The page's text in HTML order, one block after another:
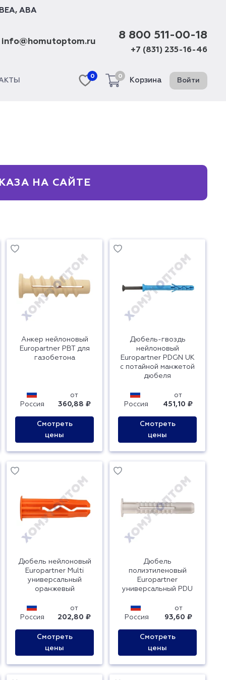
, ABA
info@homutoptom.ru
8 800 511-00-18
+7 (831) 235-16-46
0 0
Корзина Войти
НА САЙТЕ
Анкер нейлоновый
Europartner PBT для
газобетона
Россия
от
360,88 ₽
Смотреть
цены
Дюбель-гвоздь
нейлоновый
Europartner PDGN UK
с потайной манжетой
дюбеля
Россия
от
451,10 ₽
Смотреть
цены
Дюбель нейлоновый
Europartner Multi
универсальный
оранжевый
Россия
от
202,80 ₽
Смотреть
цены
Дюбель
полиэтиленовый
Europartner
универсальный PDU
Россия
от
93,60 ₽
Смотреть
цены